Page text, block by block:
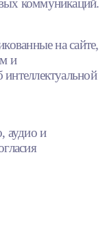
коммуникаций.
на сайте,
и
аудио и